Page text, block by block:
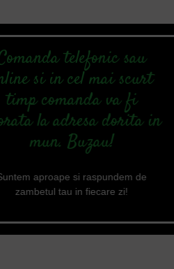
telefonic sau
cel mai scurt
va fi
adresa dorita in
Buzau!
si raspundem de
tau in fiecare zi!